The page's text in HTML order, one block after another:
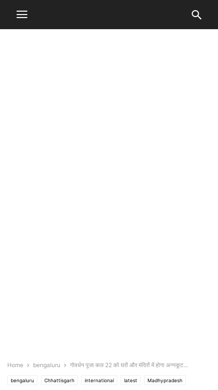
Home bengaluru गोवर्धन पूजा कल 22 को घरों और मंदिरों में होगा अन्नकूट...
bengaluru Chhattisgarh international latest Madhypradesh